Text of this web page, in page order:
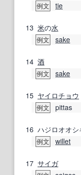
例文 tie
13 米の水
例文 sake
14 酒
例文 sake
15 ヤイロチョウ
例文 pittas
16 ハジロオオシ
例文 willet
17 サイガ